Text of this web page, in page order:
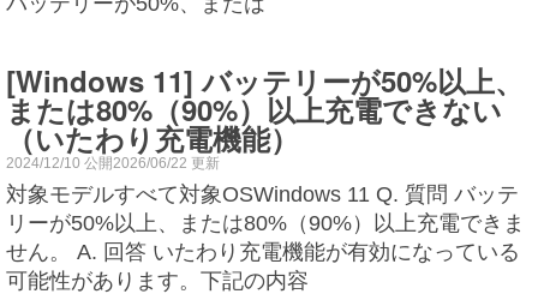
[Windows 11] バッテリーが50%以上、
または80%（90%）以上充電できない
（いたわり充電機能）
2024/12/10 公開2026/06/22 更新
対象モデルすべて対象OSWindows 11 Q. 質問 バッテ
リーが50%以上、または80%（90%）以上充電できま
せん。 A. 回答 いたわり充電機能が有効になっている
可能性があります。下記の内容